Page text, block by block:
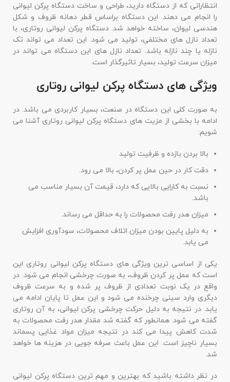
انتظاراتی که از دستگاه دارید، طراحی و ساخت دستگاه پرکن لیوانی
را انجام می دهند. این دستگاه براساس قطر دهانه ظروف و شکل
هندسی لیوان، ساخته خواهد شد. دستگاه پرکن لیوانی روتاری، با
تعداد نازل های مختلفی، تولید می شود. این تعداد می تواند تک
نازله یا چند نازله باشد. تعداد نازل های این دستگاه می تواند در
میزان سرعت تولید، بسیار تاثیرگذار است.
ویژگی های دستگاه پرکن لیوانی روتاری
به صورت کلی این دستگاه در صنعت، بسیار کاربردی می باشد. در
ادامه با بخشی از مزیت های دستگاه پرکن لیوانی روتاری آشنا می
شویم:
بالا بردن بازده و ظرفیت تولید
دقت کار در حین عمل پر کردن، بالا می رود.
نسبت به کارایی بالایی که دارد، قیمت آن بسیار مناسب می
باشد.
میزان هدر رفت محصولات را به حداقل می رساند.
به دلیل پایین بودن میزان اتلاف محصولات، سودآوری افزایش
می یابد.
یکی از اساسی ترین ویژگی های دستگاه پرکن لیوانی روتاری این
است که عمل پر کردن ظروف، به صورت چرخشی انجام می شود. در
واقع در یک نوبت تعدادی از ظروف پر شده و به سرعت ظروف
دیگری وارد سینی چرخنده می شود و این عمل تا پایان ادامه می
یابد. در نتیجه به دلیل حرکت چرخشی پرکن لیوانی، به آن روتاری
گفته می شود. همانطور که گفته شد مقدار هدر رفت محصولات به
شدت کاهش پیدا می کند در نتیجه میزان مواد غذایی پسماند
بسیار ناچیز است. این عمل باعث صرفه جویی در هزینه ها خواهد
شد.
در نظر داشته باشید که بهترین و مهم ترین دستگاه پرکن لیوانی